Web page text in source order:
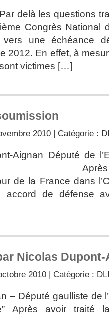
delà les questions
Congrès National
une échéance
2012. En effet, à
victimes […]
2010 | Catégorie :
Député de
Après
de la France dans
de défense
Nicolas Dupont-
2010 | Catégorie :
– Député gaulliste de
Après avoir traité